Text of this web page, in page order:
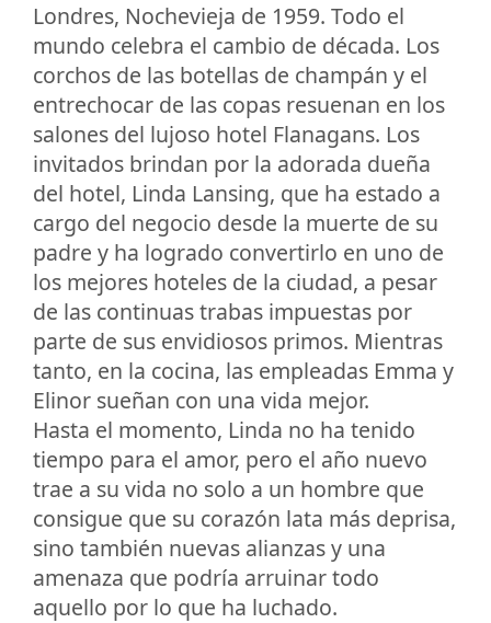
Londres, Nochevieja de 1959. Todo el
mundo celebra el cambio de década. Los
corchos de las botellas de champán y el
entrechocar de las copas resuenan en los
salones del lujoso hotel Flanagans. Los
invitados brindan por la adorada dueña
del hotel, Linda Lansing, que ha estado a
cargo del negocio desde la muerte de su
padre y ha logrado convertirlo en uno de
los mejores hoteles de la ciudad, a pesar
de las continuas trabas impuestas por
parte de sus envidiosos primos. Mientras
tanto, en la cocina, las empleadas Emma y
Elinor sueñan con una vida mejor.
Hasta el momento, Linda no ha tenido
tiempo para el amor, pero el año nuevo
trae a su vida no solo a un hombre que
consigue que su corazón lata más deprisa,
sino también nuevas alianzas y una
amenaza que podría arruinar todo
aquello por lo que ha luchado.